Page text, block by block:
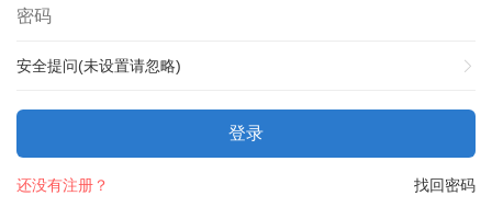
安全提问(未设置请忽略)
登录
找回密码
还没有注册？